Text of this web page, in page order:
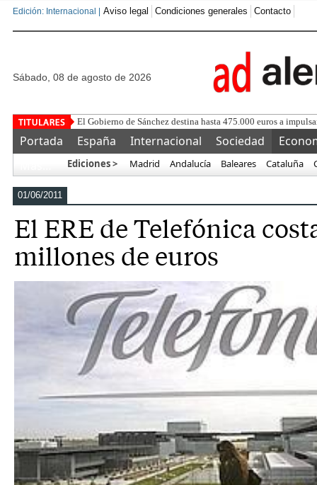
Edición: Internacional | Aviso legal Condiciones generales Contacto
sábado, 08 de agosto de 2026
Florentino n
Portada España Internacional Sociedad
Ediciones > Madrid Andalucía Baleares Cataluña
01/06/2011
El ERE de Telefónica
millones de euros